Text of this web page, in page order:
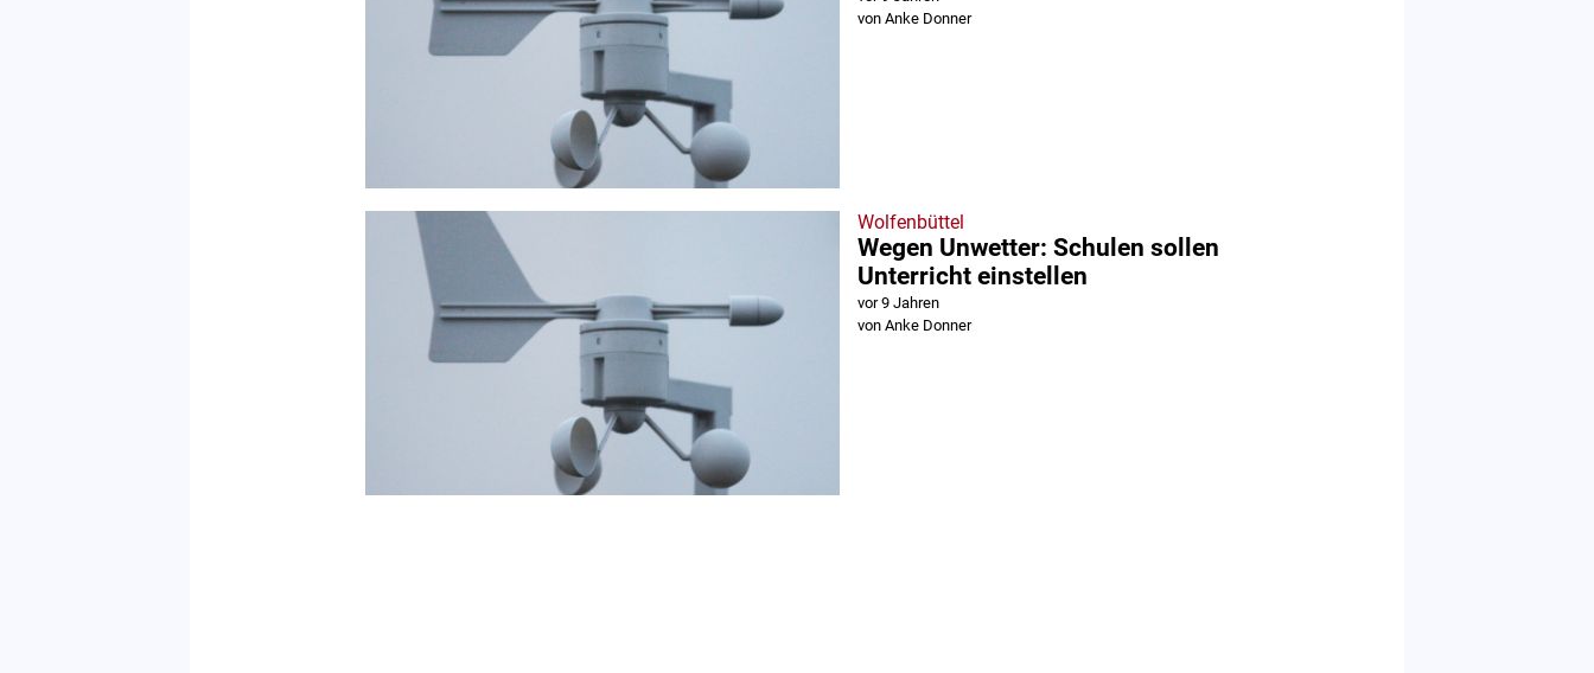
von Anke Donner
Wolfenbüttel
Wegen Unwetter: Schulen sollen
Unterricht einstellen
vor 9 Jahren
von Anke Donner